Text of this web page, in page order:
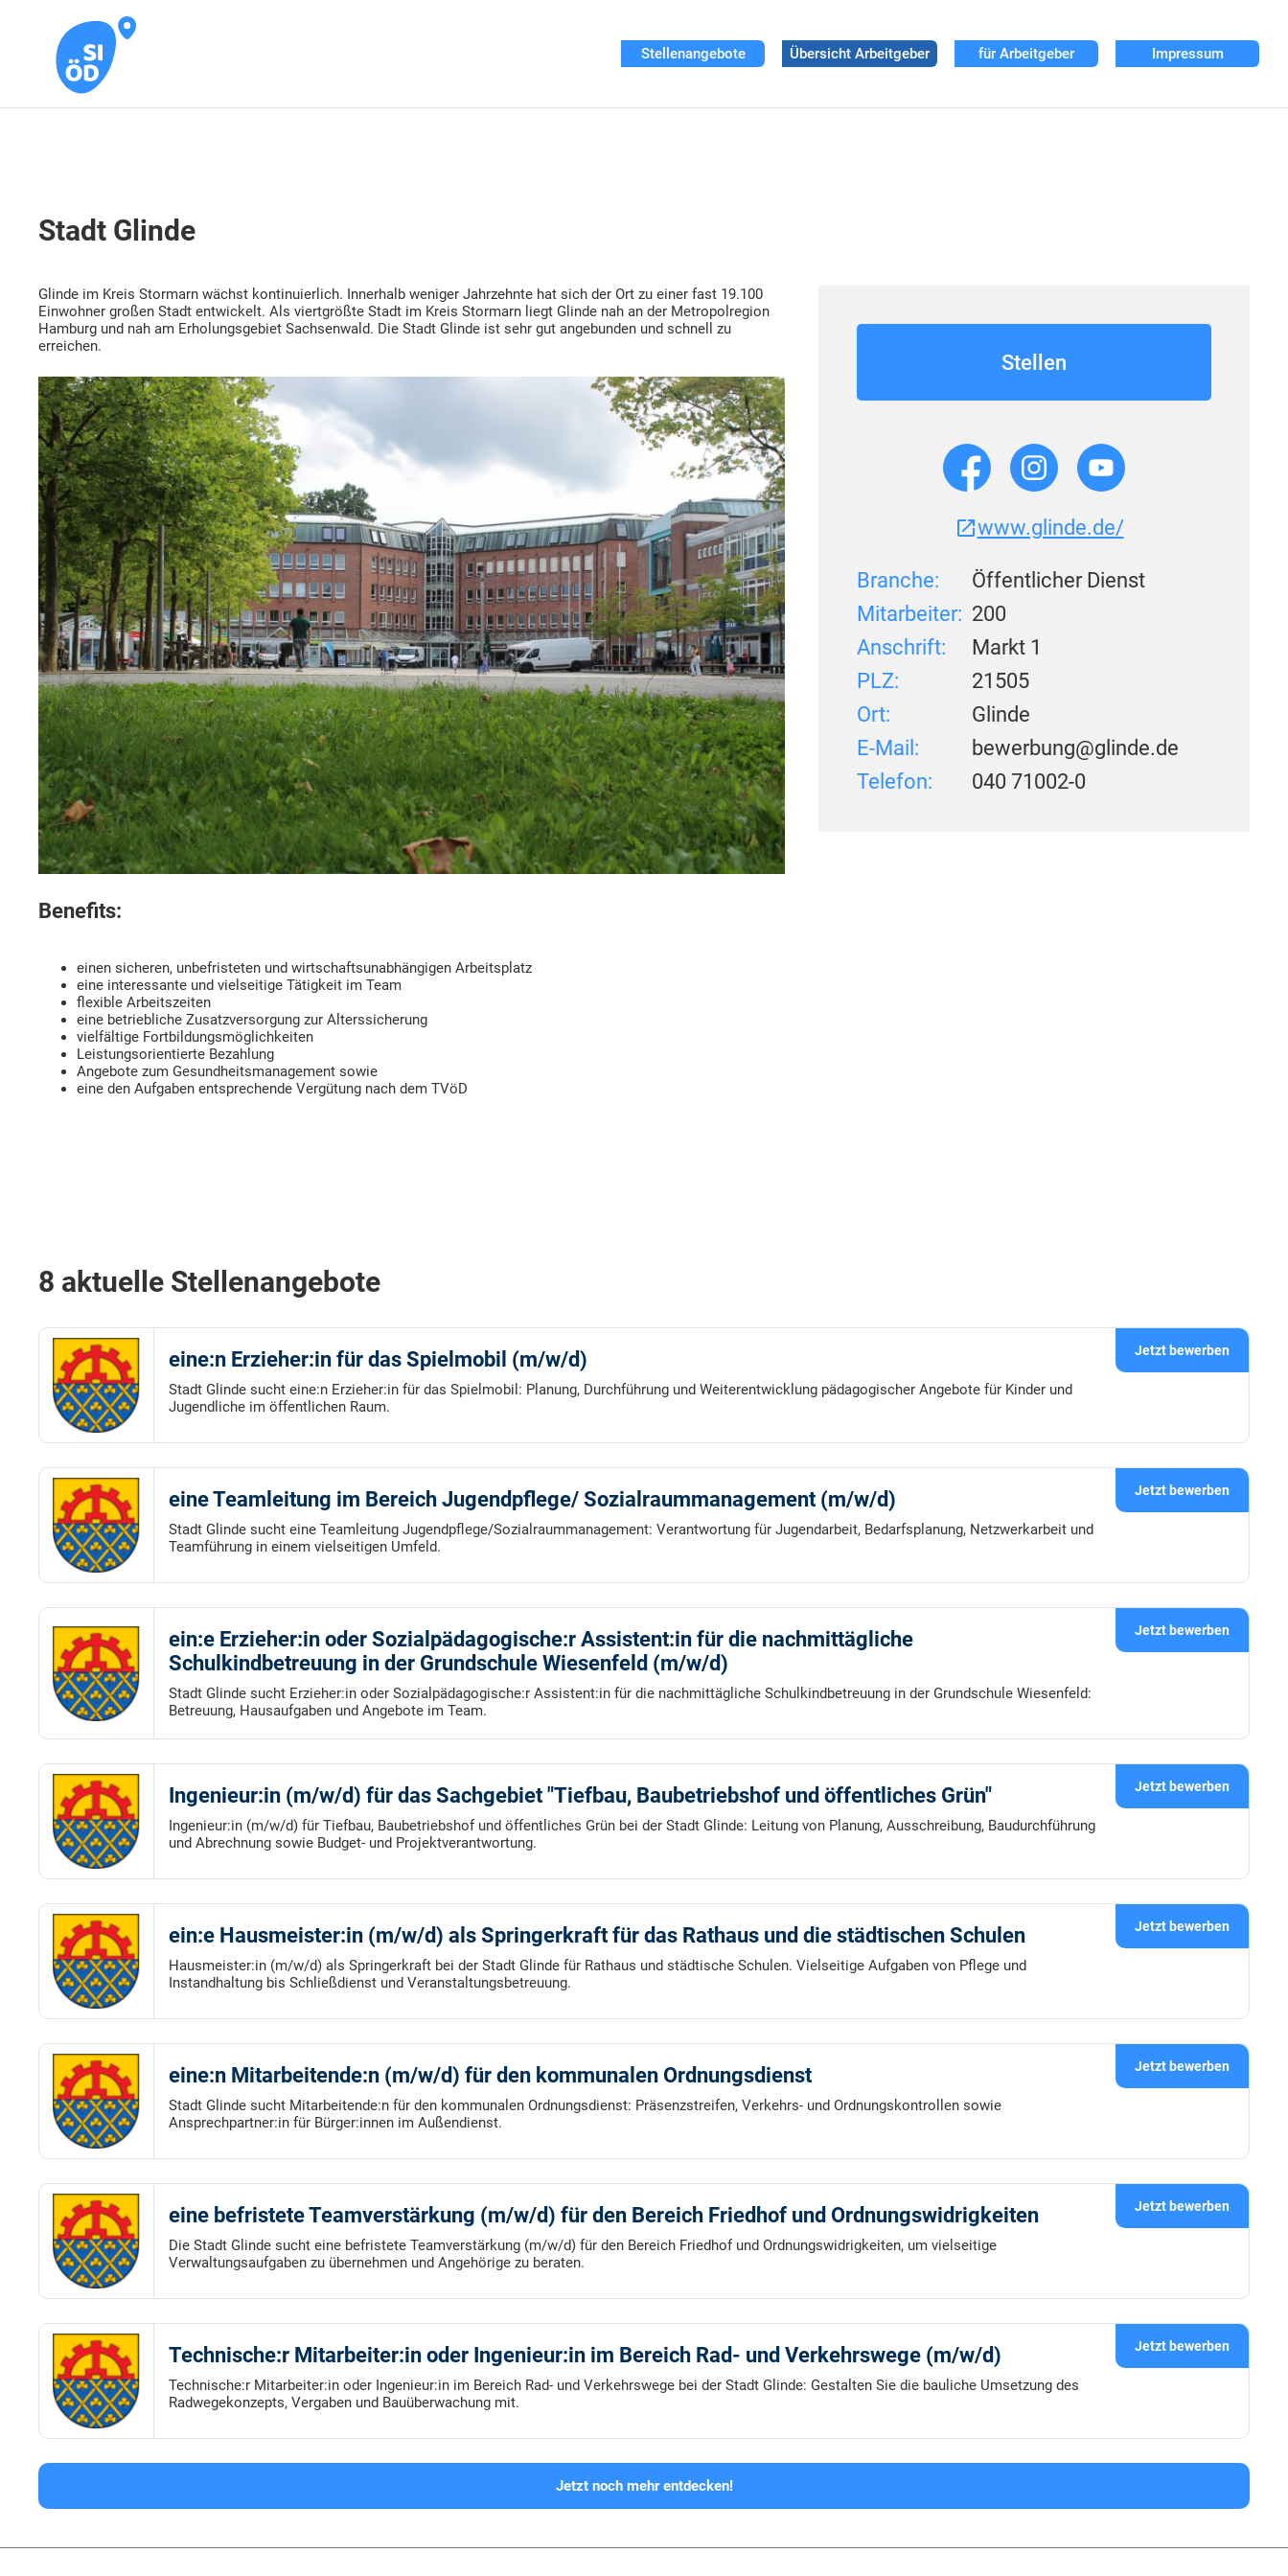
Stellenangebote Übersicht Arbeitgeber für Arbeitgeber Impressum
Stadt Glinde
Glinde im Kreis Stormarn wächst kontinuierlich. Innerhalb weniger Jahrzehnte hat sich der Ort zu einer fast 19.100
Einwohner großen Stadt entwickelt. Als viertgrößte Stadt im Kreis Stormarn liegt Glinde nah an der Metropolregion
Hamburg und nah am Erholungsgebiet Sachsenwald. Die Stadt Glinde ist sehr gut angebunden und schnell zu
erreichen.
Benefits:
einen sicheren, unbefristeten und wirtschaftsunabhängigen Arbeitsplatz
eine interessante und vielseitige Tätigkeit im Team
flexible Arbeitszeiten
eine betriebliche Zusatzversorgung zur Alterssicherung
vielfältige Fortbildungsmöglichkeiten
Leistungsorientierte Bezahlung
Angebote zum Gesundheitsmanagement sowie
eine den Aufgaben entsprechende Vergütung nach dem TVöD
Stellen
www.glinde.de/
Branche:
Öffentlicher Dienst
Mitarbeiter: 200
Anschrift:
Markt 1
PLZ:
21505
Ort:
Glinde
E-Mail:
bewerbung@glinde.de
Telefon:
040 71002-0
8 aktuelle Stellenangebote
eine:n Erzieher:in für das Spielmobil (m/w/d)
Stadt Glinde sucht eine:n Erzieher:in für das Spielmobil: Planung, Durchführung und Weiterentwicklung pädagogischer Angebote für Kinder und
Jugendliche im öffentlichen Raum.
Jetzt bewerben
eine Teamleitung im Bereich Jugendpflege/ Sozialraummanagement (m/w/d)
Stadt Glinde sucht eine Teamleitung Jugendpflege/Sozialraummanagement: Verantwortung für Jugendarbeit, Bedarfsplanung, Netzwerkarbeit und
Teamführung in einem vielseitigen Umfeld.
Jetzt bewerben
ein:e Erzieher:in oder Sozialpädagogische:r Assistent:in für die nachmittägliche
Schulkindbetreuung in der Grundschule Wiesenfeld (m/w/d)
Stadt Glinde sucht Erzieher:in oder Sozialpädagogische:r Assistent:in für die nachmittägliche Schulkindbetreuung in der Grundschule Wiesenfeld:
Betreuung, Hausaufgaben und Angebote im Team.
Jetzt bewerben
Ingenieur:in (m/w/d) für das Sachgebiet "Tiefbau, Baubetriebshof und öffentliches Grün"
Ingenieur:in (m/w/d) für Tiefbau, Baubetriebshof und öffentliches Grün bei der Stadt Glinde: Leitung von Planung, Ausschreibung, Baudurchführung
und Abrechnung sowie Budget- und Projektverantwortung.
Jetzt bewerben
ein:e Hausmeister:in (m/w/d) als Springerkraft für das Rathaus und die städtischen Schulen
Hausmeister:in (m/w/d) als Springerkraft bei der Stadt Glinde für Rathaus und städtische Schulen. Vielseitige Aufgaben von Pflege und
Instandhaltung bis Schließdienst und Veranstaltungsbetreuung.
Jetzt bewerben
eine:n Mitarbeitende:n (m/w/d) für den kommunalen Ordnungsdienst
Stadt Glinde sucht Mitarbeitende:n für den kommunalen Ordnungsdienst: Präsenzstreifen, Verkehrs- und Ordnungskontrollen sowie
Ansprechpartner:in für Bürger:innen im Außendienst.
Jetzt bewerben
eine befristete Teamverstärkung (m/w/d) für den Bereich Friedhof und Ordnungswidrigkeiten
Die Stadt Glinde sucht eine befristete Teamverstärkung (m/w/d) für den Bereich Friedhof und Ordnungswidrigkeiten, um vielseitige
Verwaltungsaufgaben zu übernehmen und Angehörige zu beraten.
Jetzt bewerben
Technische:r Mitarbeiter:in oder Ingenieur:in im Bereich Rad- und Verkehrswege (m/w/d)
Technische:r Mitarbeiter:in oder Ingenieur:in im Bereich Rad- und Verkehrswege bei der Stadt Glinde: Gestalten Sie die bauliche Umsetzung des
Radwegekonzepts, Vergaben und Bauüberwachung mit.
Jetzt bewerben
Jetzt noch mehr entdecken!